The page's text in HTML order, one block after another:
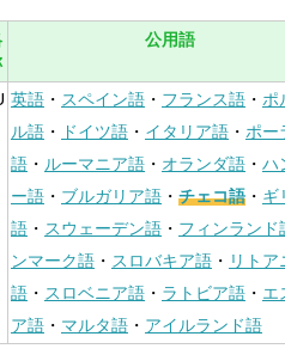
公用語
英語 ・ スペイン語 ・ フランス語 ・ ポ
ル語 ・ ドイツ語 ・ イタリア語 ・ ポー
語 ・ ルーマニア語 ・ オランダ語 ・ ハ
ー語 ・ ブルガリア語 ・ チェコ語 ・ ギ
語 ・ スウェーデン語 ・ フィンランド
ンマーク語 ・ スロバキア語 ・ リトア
語 ・ スロベニア語 ・ ラトビア語 ・ エ
ア語 ・ マルタ語 ・ アイルランド語